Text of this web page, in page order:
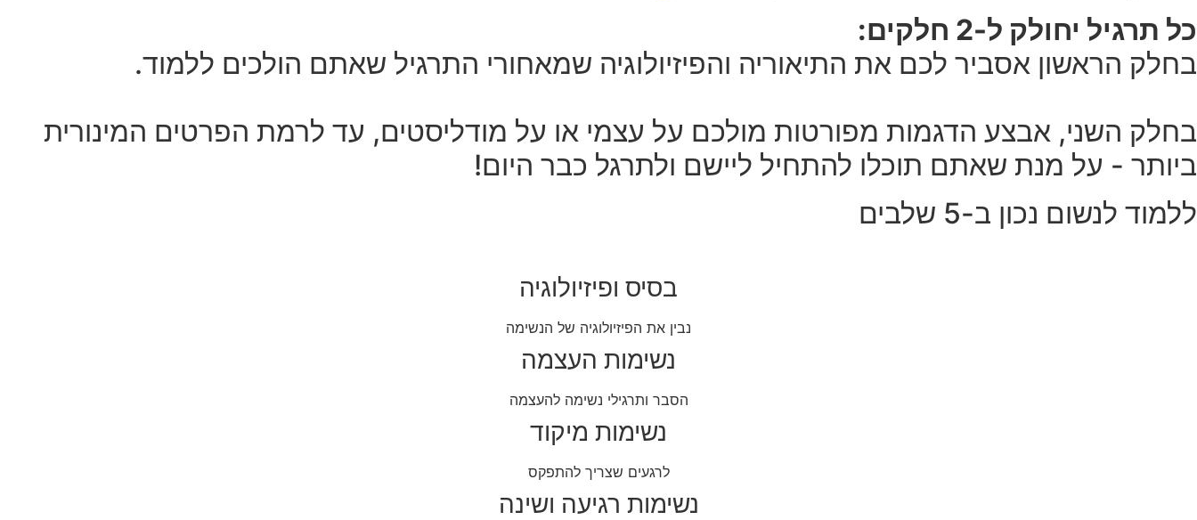
כל תרגיל יחולק ל-2 חלקים:
בחלק הראשון אסביר לכם את התיאוריה והפיזיולוגיה שמאחורי התרגיל שאתם הולכים ללמוד.
בחלק השני, אבצע הדגמות מפורטות מולכם על עצמי או על מודליסטים, עד לרמת הפרטים המינורית
ביותר - על מנת שאתם תוכלו להתחיל ליישם ולתרגל כבר היום!
ללמוד לנשום נכון ב-5 שלבים
בסיס ופיזיולוגיה
נבין את הפיזיולוגיה של הנשימה
נשימות העצמה
הסבר ותרגילי נשימה להעצמה
נשימות מיקוד
לרגעים שצריך להתפקס
נשימות רגיעה ושינה